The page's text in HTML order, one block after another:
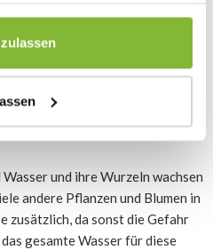
Sie dann hoffentlich wieder
Ligusterhecke
gibt es noch einige weitere
und ihre Wurzeln wachsen
andere Pflanzen und Blumen in
zusätzlich, da sonst die Gefahr
gesamte Wasser für diese